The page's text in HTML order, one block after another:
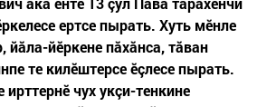
ертсе пырать. Хуть мӗнле
йӑла-йӗркене пӑхӑнса, тӑван
те килӗштерсе ӗçлесе пырать.
ирттернӗ чух укçи-тенкине